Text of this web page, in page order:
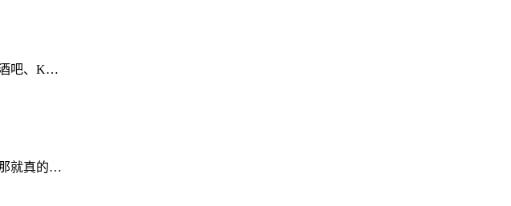
吧、K…
就真的…